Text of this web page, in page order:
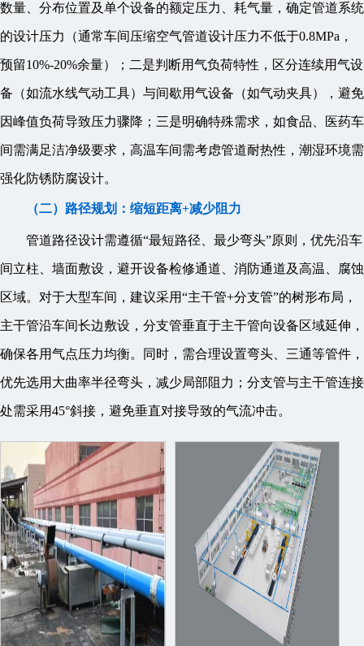
数量、分布位置及单个设备的额定压力、耗气量，确定管道系统
的设计压力（通常车间压缩空气管道设计压力不低于0.8MPa，
预留10%-20%余量）；二是判断用气负荷特性，区分连续用气设
备（如流水线气动工具）与间歇用气设备（如气动夹具），避免
因峰值负荷导致压力骤降；三是明确特殊需求，如食品、医药车
间需满足洁净级要求，高温车间需考虑管道耐热性，潮湿环境需
强化防锈防腐设计。
（二）路径规划：缩短距离+减少阻力
管道路径设计需遵循“最短路径、最少弯头”原则，优先沿车
间立柱、墙面敷设，避开设备检修通道、消防通道及高温、腐蚀
区域。对于大型车间，建议采用“主干管+分支管”的树形布局，
主干管沿车间长边敷设，分支管垂直于主干管向设备区域延伸，
确保各用气点压力均衡。同时，需合理设置弯头、三通等管件，
优先选用大曲率半径弯头，减少局部阻力；分支管与主干管连接
处需采用45°斜接，避免垂直对接导致的气流冲击。